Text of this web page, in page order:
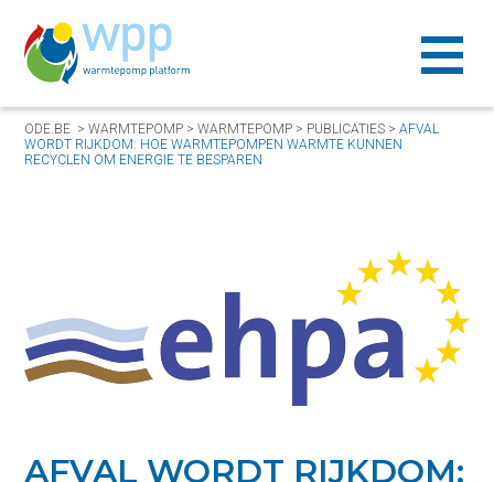
ODE.BE >WARMTEPOMP >WARMTEPOMP > PUBLICATIES >AFVAL
WORDT RIJKDOM: HOE WARMTEPOMPEN WARMTE KUNNEN
RECYCLEN OM ENERGIE TE BESPAREN
AFVAL WORDT RIJKDOM: